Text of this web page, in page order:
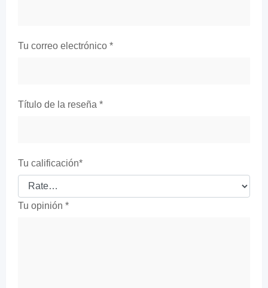
Tu correo electrónico *
Título de la reseña *
Tu calificación*
Tu opinión *